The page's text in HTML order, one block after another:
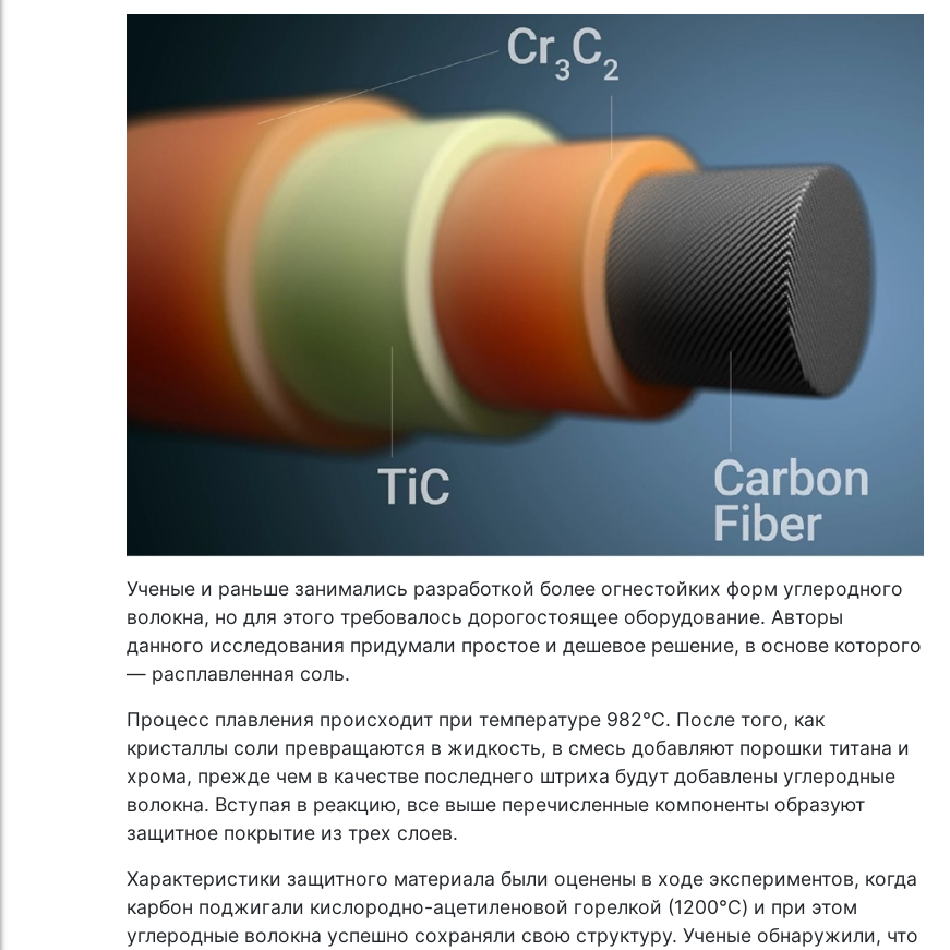
Ученые и раньше занимались разработкой более огнестойких форм углеродного
волокна, но для этого требовалось дорогостоящее оборудование. Авторы
данного исследования придумали простое и дешевое решение, в основе которого
— расплавленная соль.
Процесс плавления происходит при температуре 982°C. После того, как
кристаллы соли превращаются в жидкость, в смесь добавляют порошки титана и
хрома, прежде чем в качестве последнего штриха будут добавлены углеродные
волокна. Вступая в реакцию, все выше перечисленные компоненты образуют
защитное покрытие из трех слоев.
Характеристики защитного материала были оценены в ходе экспериментов, когда
карбон поджигали кислородно-ацетиленовой горелкой (1200°C) и при этом
углеродные волокна успешно сохраняли свою структуру. Ученые обнаружили, что